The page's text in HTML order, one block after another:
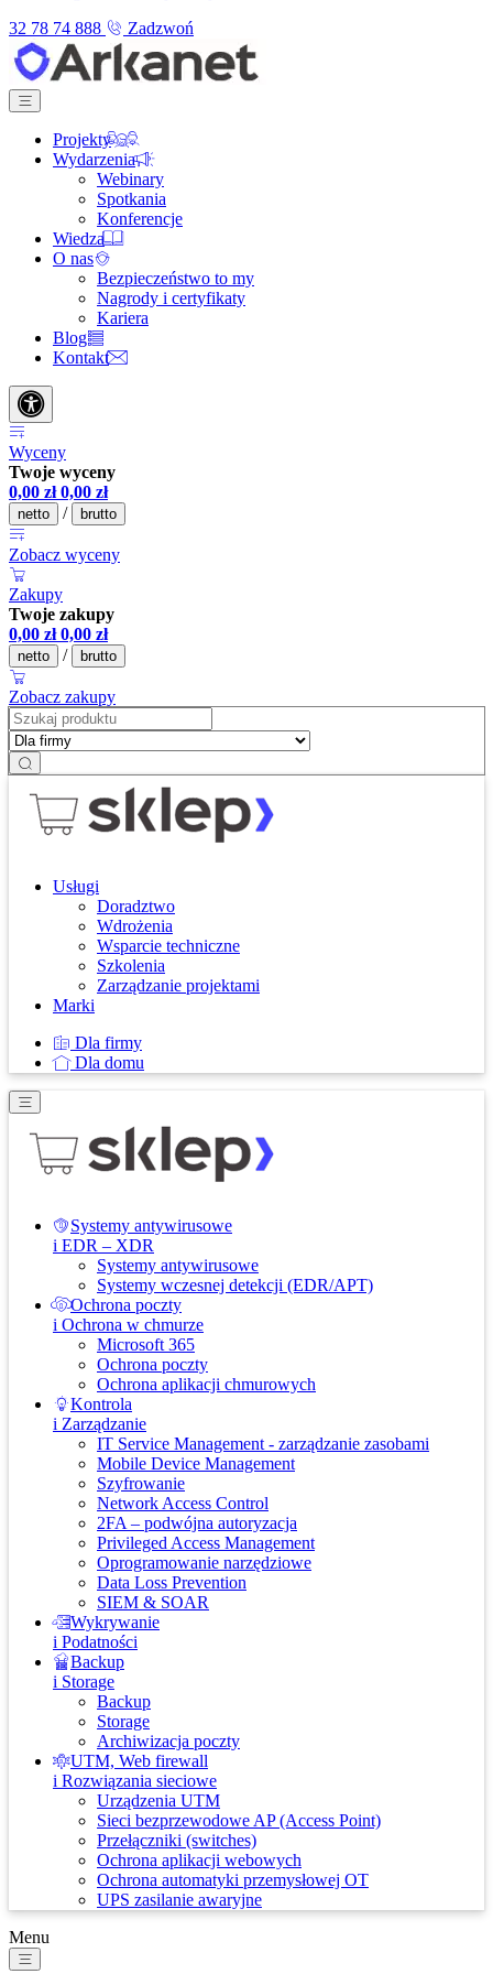
32 78 74 888
Zadzwoń
Projekty
Wydarzenia
Webinary
Spotkania
Konferencje
Wiedza
O nas
Bezpieczeństwo to my
Nagrody i certyfikaty
Kariera
Blog
Kontakt
Wyceny
Twoje wyceny
0,00 zł 0,00 zł
netto / brutto
Zobacz wyceny
Zakupy
Twoje zakupy
0,00 zł 0,00 zł
netto / brutto
Zobacz zakupy
Usługi
Doradztwo
Wdrożenia
Wsparcie techniczne
Szkolenia
Zarządzanie projektami
Marki
Dla firmy
Dla domu
Systemy antywirusowe
i EDR – XDR
Systemy antywirusowe
Systemy wczesnej detekcji (EDR/APT)
Ochrona poczty
i Ochrona w chmurze
Microsoft 365
Ochrona poczty
Ochrona aplikacji chmurowych
Kontrola
i Zarządzanie
IT Service Management - zarządzanie zasobami
Mobile Device Management
Szyfrowanie
Network Access Control
2FA – podwójna autoryzacja
Privileged Access Management
Oprogramowanie narzędziowe
Data Loss Prevention
SIEM & SOAR
Wykrywanie
i Podatności
Backup
i Storage
Backup
Storage
Archiwizacja poczty
UTM, Web firewall
i Rozwiązania sieciowe
Urządzenia UTM
Sieci bezprzewodowe AP (Access Point)
Przełączniki (switches)
Ochrona aplikacji webowych
Ochrona automatyki przemysłowej OT
UPS zasilanie awaryjne
Menu